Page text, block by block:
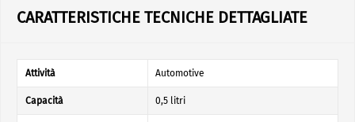
CARATTERISTICHE TECNICHE DETTAGLIATE
Attività Automotive
Capacità 0,5 litri